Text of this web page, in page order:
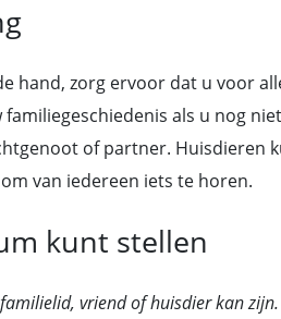
hand, zorg ervoor dat u voor
als u nog
of partner. Huisdieren
van iedereen iets te horen.
kunt stellen
vriend of huisdier kan zijn.